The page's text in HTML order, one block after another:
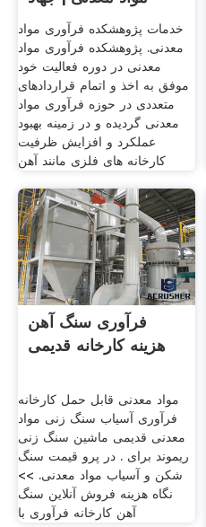
خدمات پژوهشکده فرآوری مواد
معدنی. پژوهشکده فرآوری مواد
معدنی در دوره فعالیت خود
موفق به اخذ و اتمام قراردادهای
متعددی در حوزه فرآوری مواد
معدنی گردیده و در زمینه بهبود
عملکرد و افزایش ظرفیت
کارخانه های فلزی مانند آهن
فرآوری سنگ آهن
هزینه کارخانه قدیمی
مواد معدنی قابل حمل کارخانه
فرآوری آسیاب سنگ زنی مواد
معدنی قدیمی ماشین سنگ زنی
ریموند برای . در پرو قیمت سنگ
شکن و آسیاب مواد معدنی. >>
نگاه هزینه فروش آنلاین سنگ
آهن کارخانه فرآوری با